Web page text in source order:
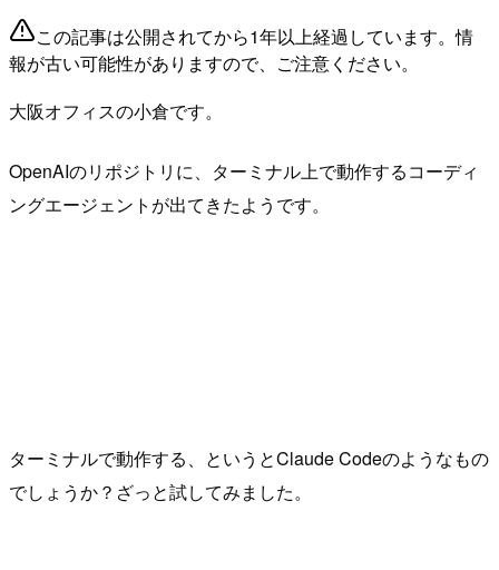
この記事は公開されてから1年以上経過しています。情
報が古い可能性がありますので、ご注意ください。
大阪オフィスの小倉です。
OpenAIのリポジトリに、ターミナル上で動作するコーディ
ングエージェントが出てきたようです。
ターミナルで動作する、というとClaude Codeのようなもの
でしょうか？ざっと試してみました。